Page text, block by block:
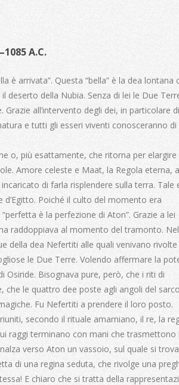
1085A.C.
è arrivata”. Questa “bella” è la dea lontana
deserto della Nubia. Senza di lei le Due
all’intervento degli dei, in particolare
e tutti gli esseri viventi conosceranno di
o, più esattamente, che ritorna per elargire
Amore celeste e Maat, la Regola eterna,
di farla risplendere sulla terra. Tale
Poiché il culto del momento era
è la perfezione di Aton”. Grazie a lei
raddoppiava al momento del tramonto. Nel
della dea Nefertiti alle quali venivano rivolte
le Due Terre. Volendo affermare la
Osiride. Bisognava pure, però, che i riti di
che le quattro dee poste agli angoli del
Fu Nefertiti a prendere il loro posto.
secondo il rituale amarniano, il re, la
raggi terminano con mani che trasmettono
verso Aton un vassoio, sul quale si
di una regina seduta, che rivolge una
E chiaro che si tratta della